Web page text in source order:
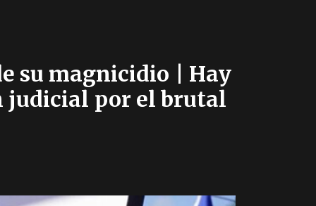
su magnicidio | Hay
judicial por el brutal